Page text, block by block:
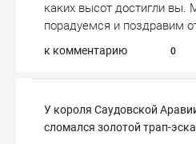
каких высот достигли вы.
порадуемся и поздравим
к комментарию 0
У короля Саудовской
сломался золотой трап-